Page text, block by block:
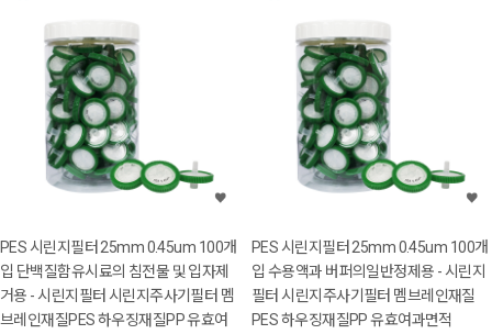
PES 시린지필터 25mm 0.45um 100개
입 단백질함유시료의 침전물 및 입자제
거용 - 시린지필터 시린지주사기필터 멤
브레인재질PES 하우징재질PP 유효여
PES 시린지필터 25mm 0.45um 100개
입 수용액과 버퍼의일반정제용 - 시린지
필터 시린지주사기필터 멤브레인재질
PES 하우징재질PP 유효여과면적